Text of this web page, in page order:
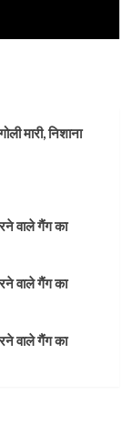
मारी, निशाना
वाले गैंग का
वाले गैंग का
वाले गैंग का